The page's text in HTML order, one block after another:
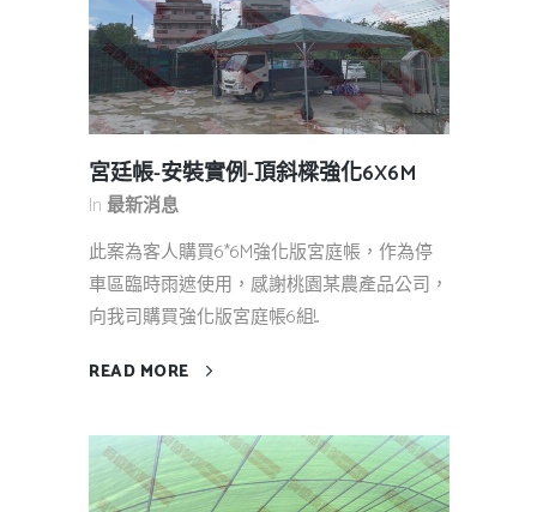
宮廷帳-安裝實例-頂斜樑強化6X6M
In 最新消息
此案為客人購買6*6M強化版宮庭帳，作為停
車區臨時雨遮使用，感謝桃園某農產品公司，
向我司購買強化版宮庭帳6組!...
READ MORE